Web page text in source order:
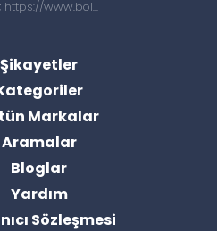
https://www.bol...
Şikayetler
Markalar
Aramalar
Bloglar
Yardım
Sözleşmesi